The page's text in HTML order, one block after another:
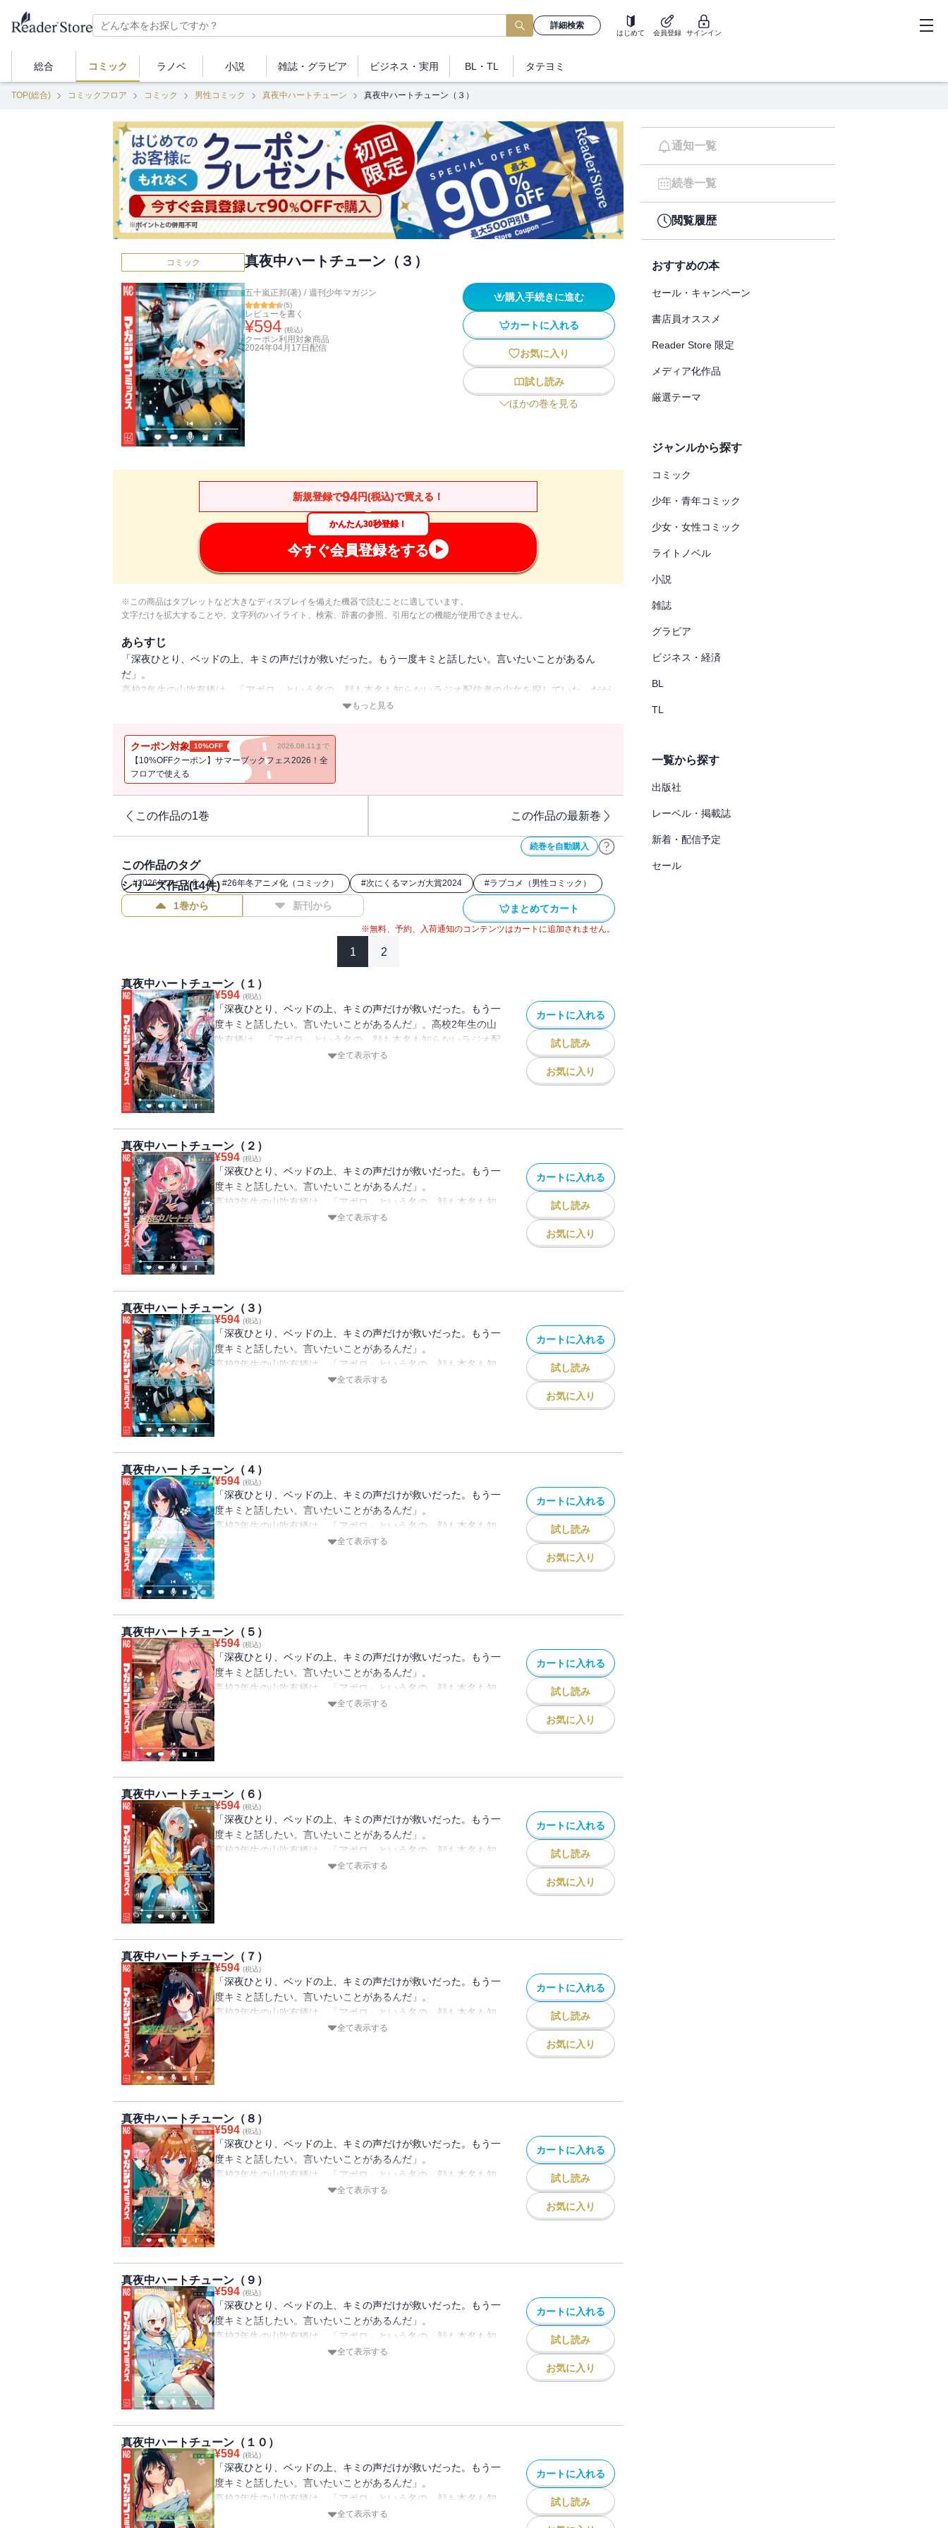
詳細検索
はじめて 会員登録 サインイン
総合 コミック ラノベ 小説 雑誌・ グラビア ビジネス ・実用 BL・TL タテヨミ
TOP(総合) コミックフロア コミック 男性コミック 真夜中ハートチューン 真夜中ハートチューン（３）
コミック 真夜中ハートチューン（３）
五十嵐正邦(著) / 週刊少年マガジン
(5)
レビューを書く
¥594 (税込)
クーポン利用対象商品
2024年04月17日 配信
購入手続きに進む
カートに入れる
お気に入り
試し読み
ほかの巻を見る
新規登録で94円(税込)で買える！
かんたん30秒登録！
今すぐ会員登録をする
※この商品はタブレットなど大きなディスプレイを備えた機器で読むことに適しています。
文字だけを拡大することや、文字列のハイライト、検索、辞書の参照、引用などの機能が使用できません。
あらすじ
「深夜ひとり、ベッドの上、キミの声だけが救いだった。もう一度キミと話したい。言いたいことがあるん
だ」。
高校2年生の山吹有栖は、「アポロ」という名の、顔も本名も知らないラジオ配信者の少女を探していた。だが
ある日、有栖は進学先の高校の放送部にアポロの手がかりを得る。そこにいたのは「声に関わる仕事に就く」夢
アポロは誰？ 4人の夢の行方は？かわいくも懸命なサクセスラブコメ、ここに開演！！
もっと見る
クーポン対象 10%OFF 2026.08.11まで
【10%OFFクーポン】サマーブックフェス2026！全
フロアで使える
この作品の1巻 この作品の最新巻
続巻を自動購入
この作品のタグ
#2026年アニメ化 #26年冬アニメ化（コミック） #次にくるマンガ大賞2024 #ラブコメ（男性コミック）
シリーズ作品(14件)
1巻から 新刊から まとめてカート
※無料、予約、入荷通知のコンテンツはカートに追加されません。
1 2
真夜中ハートチューン（１）
¥594 (税込)
「深夜ひとり、ベッドの上、キミの声だけが救いだった。もう一
度キミと話したい。言いたいことがあるんだ」。高校2年生の山
吹有栖は、「アポロ」という名の、顔も本名も知らないラジオ配
信者の少女を探していた。だがある日、有栖は進学先の高校の放
演!!
全て表示する
カートに入れる
試し読み
お気に入り
真夜中ハートチューン（２）
¥594 (税込)
「深夜ひとり、ベッドの上、キミの声だけが救いだった。もう一
度キミと話したい。言いたいことがあるんだ」。
高校2年生の山吹有栖は、「アポロ」という名の、顔も本名も知
らないラジオ配信者の少女を探していた。だがある日、有栖は進
かつて「アポロ」と名乗りラジオ配信をしていた少女を探すた
め、山吹が入部した放送部にいたのは「アポロ」の声にそっくり
の4人の少女だった！ 彼女たちの夢を叶えるため、それぞれの
プロデュースを買って出るが、表情を見せるのが苦手なVTuber
全て表示する
カートに入れる
試し読み
お気に入り
真夜中ハートチューン（３）
¥594 (税込)
「深夜ひとり、ベッドの上、キミの声だけが救いだった。もう一
度キミと話したい。言いたいことがあるんだ」。
高校2年生の山吹有栖は、「アポロ」という名の、顔も本名も知
らないラジオ配信者の少女を探していた。だがある日、有栖は進
全て表示する
カートに入れる
試し読み
お気に入り
真夜中ハートチューン（４）
¥594 (税込)
「深夜ひとり、ベッドの上、キミの声だけが救いだった。もう一
度キミと話したい。言いたいことがあるんだ」。
高校2年生の山吹有栖は、「アポロ」という名の、顔も本名も知
らないラジオ配信者の少女を探していた。だがある日、有栖は進
プアップさせるため、格上VTuberとのコラボを画策する山吹
は、ゲームが得意なイコにホラーゲーム実況を提案した。実力が
発揮されるかと思いきや、配信中に予想外の事実が発覚してしま
って、大炎上必至!? アナウンサー志望・しのぶと山吹の勉強
会、歌手志望・六花の路上ライブの準備も始まって、未来へのス
テップも恋する想いも一気にマジモードへ!!
全て表示する
カートに入れる
試し読み
お気に入り
真夜中ハートチューン（５）
¥594 (税込)
「深夜ひとり、ベッドの上、キミの声だけが救いだった。もう一
度キミと話したい。言いたいことがあるんだ」。
高校2年生の山吹有栖は、「アポロ」という名の、顔も本名も知
らないラジオ配信者の少女を探していた。だがある日、有栖は進
点を回避しなければいけない寧々、山吹に見せるための水着を選
ぶイコと六花、ホテルの部屋分けで頭を悩ますしのぶ。それぞれ
の想いは、合宿最後の夜の花火大会に向けて、激しくヒートアッ
プしてゆく…！ 太陽と星空の下、青春全賭けで恋する少女達の
サクセスラブコメ!!
全て表示する
カートに入れる
試し読み
お気に入り
真夜中ハートチューン（６）
¥594 (税込)
「深夜ひとり、ベッドの上、キミの声だけが救いだった。もう一
度キミと話したい。言いたいことがあるんだ」。
高校2年生の山吹有栖は、「アポロ」という名の、顔も本名も知
らないラジオ配信者の少女を探していた。だがある日、有栖は進
場アナウンスの休憩時間をローテーションで取る4人だったが、
急遽山吹が運営スタッフに駆り出されてしまう!? 山吹を捜し出
し、花火を一緒に見ることができたのは…？ さらに、残りの夏
休みを満喫すべく、それぞれが山吹とのデートを決行！ そし
て、夏休みはまだまだ終わらない！ 夢にまつわるイベントに山
全て表示する
カートに入れる
試し読み
お気に入り
真夜中ハートチューン（７）
¥594 (税込)
「深夜ひとり、ベッドの上、キミの声だけが救いだった。もう一
度キミと話したい。言いたいことがあるんだ」。
高校2年生の山吹有栖は、「アポロ」という名の、顔も本名も知
らないラジオ配信者の少女を探していた。だがある日、有栖は進
所への入所を決めた寧々としのぶは、さっそく演技の授業を受け
ることに。そこにまさかの恋敵が現れる…？ 六花にはレコード
会社からのスカウトが。イコはちょっぴり刺激的なアルバイトを
開始していて…!? 新しい一歩を踏み出す時には、いつだってキ
ミがそばにいてほしい。可愛くも真剣な、夢見る少女たちの青春
全て表示する
カートに入れる
試し読み
お気に入り
真夜中ハートチューン（８）
¥594 (税込)
「深夜ひとり、ベッドの上、キミの声だけが救いだった。もう一
度キミと話したい。言いたいことがあるんだ」。
高校2年生の山吹有栖は、「アポロ」という名の、顔も本名も知
らないラジオ配信者の少女を探していた。だがある日、有栖は進
り上がる頃、クラスの出し物準備に活躍する山吹の姿に恋心を寄
せる女子が出現!? 一方、放送部の出し物は朗読劇に決定、ヒロ
イン役には山吹とのキスシーンがあると知り驚く4人だったが、
山吹の女子人気を知り、うかうかしてられないとの意識からか思
わぬ争奪戦に発展。果たして、ヒロイン役に選ばれたのは？
全て表示する
カートに入れる
試し読み
お気に入り
真夜中ハートチューン（９）
¥594 (税込)
「深夜ひとり、ベッドの上、キミの声だけが救いだった。もう一
度キミと話したい。言いたいことがあるんだ」。
高校2年生の山吹有栖は、「アポロ」という名の、顔も本名も知
らないラジオ配信者の少女を探していた。だがある日、有栖は進
るキスシーンへ向けて、ヒロイン役のしのぶの恋心も最高潮へ。
仲間への想いと山吹への想いに葛藤する少女たちが導き出す答え
とは!? さらにイコがVTuberとしてステップアップするため、
六花と一緒に楽曲制作を開始……のはずが、イコと六花の関係に
もどうやら異変が。見かねた山吹は2人を実家に呼び寄せ、楽曲
全て表示する
カートに入れる
試し読み
お気に入り
真夜中ハートチューン（１０）
¥594 (税込)
「深夜ひとり、ベッドの上、キミの声だけが救いだった。もう一
度キミと話したい。言いたいことがあるんだ」。
高校2年生の山吹有栖は、「アポロ」という名の、顔も本名も知
らないラジオ配信者の少女を探していた。だがある日、有栖は進
全て表示する
カートに入れる
試し読み
通知一覧
続巻一覧
閲覧履歴
おすすめの本
セール・キャンペーン
書店員オススメ
Reader Store 限定
メディア化作品
厳選テーマ
ジャンルから探す
コミック
少年・青年コミック
少女・女性コミック
ライトノベル
小説
雑誌
グラビア
ビジネス・経済
BL
TL
一覧から探す
出版社
レーベル・掲載誌
新着・配信予定
セール